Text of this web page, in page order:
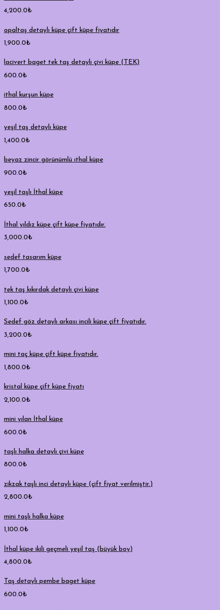
4,200.0₺
opaltaş detaylı küpe çift küpe fiyatıdır
1,900.0₺
lacivert baget tek taş detaylı çivi küpe (TEK)
600.0₺
ithal kurşun küpe
800.0₺
yeşil taş detaylı küpe
1,400.0₺
beyaz zincir görünümlü ıthal küpe
900.0₺
yeşil taşlı İthal küpe
650.0₺
İthal yıldız küpe çift küpe fiyatıdır.
3,000.0₺
sedef tasarım küpe
1,700.0₺
tek taş kıkırdak detaylı çivi küpe
1,100.0₺
Sedef göz detaylı arkası incili küpe çift fiyatıdır.
3,200.0₺
mini taç küpe çift küpe fiyatıdır.
1,800.0₺
kristal küpe çift küpe fiyatı
2,100.0₺
mini yılan İthal küpe
600.0₺
taşlı halka detaylı çivi küpe
800.0₺
zikzak taşlı inci detaylı küpe (çift fiyat verilmiştir.)
2,800.0₺
mini taşlı halka küpe
1,100.0₺
İthal küpe ikili geçmeli yeşil taş (büyük boy)
4,800.0₺
Taş detaylı pembe baget küpe
600.0₺